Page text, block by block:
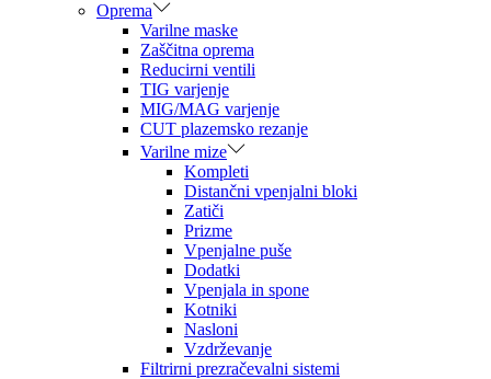
Oprema
Varilne maske
Zaščitna oprema
Reducirni ventili
TIG varjenje
MIG/MAG varjenje
CUT plazemsko rezanje
Varilne mize
Kompleti
Distančni vpenjalni bloki
Zatiči
Prizme
Vpenjalne puše
Dodatki
Vpenjala in spone
Kotniki
Nasloni
Vzdrževanje
Filtrirni prezračevalni sistemi